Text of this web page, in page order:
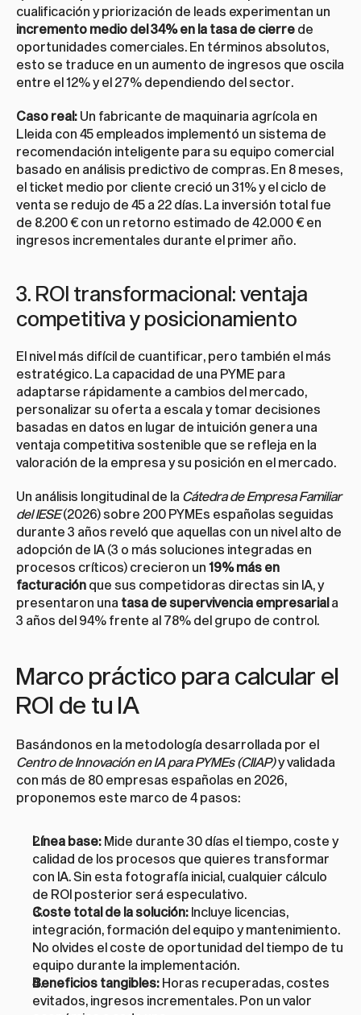
incremento medio del 34% en la tasa de cierre de
oportunidades comerciales. En términos absolutos,
esto se traduce en un aumento de ingresos que oscila
entre el 12% y el 27% dependiendo del sector.
Caso real: Un fabricante de maquinaria agrícola en
Lleida con 45 empleados implementó un sistema de
recomendación inteligente para su equipo comercial
basado en análisis predictivo de compras. En 8 meses,
el ticket medio por cliente creció un 31% y el ciclo de
venta se redujo de 45 a 22 días. La inversión total fue
de 8.200 € con un retorno estimado de 42.000 € en
ingresos incrementales durante el primer año.
3. ROI transformacional: ventaja
competitiva y posicionamiento
El nivel más difícil de cuantificar, pero también el más
estratégico. La capacidad de una PYME para
adaptarse rápidamente a cambios del mercado,
personalizar su oferta a escala y tomar decisiones
basadas en datos en lugar de intuición genera una
ventaja competitiva sostenible que se refleja en la
valoración de la empresa y su posición en el mercado.
Un análisis longitudinal de la Cátedra de Empresa Familiar
del IESE (2026) sobre 200 PYMEs españolas seguidas
durante 3 años reveló que aquellas con un nivel alto de
adopción de IA (3 o más soluciones integradas en
procesos críticos) crecieron un 19% más en
facturación que sus competidoras directas sin IA, y
presentaron una tasa de supervivencia empresarial a
3 años del 94% frente al 78% del grupo de control.
Marco práctico para calcular el
ROI de tu IA
Centro de Innovación en IA para PYMEs (CIIAP) y validada
con más de 80 empresas españolas en 2026,
proponemos este marco de 4 pasos:
Línea base: Mide durante 30 días el tiempo, coste y
calidad de los procesos que quieres transformar
con IA. Sin esta fotografía inicial, cualquier cálculo
de ROI posterior será especulativo.
Coste total de la solución: Incluye licencias,
integración, formación del equipo y mantenimiento.
No olvides el coste de oportunidad del tiempo de tu
equipo durante la implementación.
Beneficios tangibles: Horas recuperadas, costes
evitados, ingresos incrementales. Pon un valor